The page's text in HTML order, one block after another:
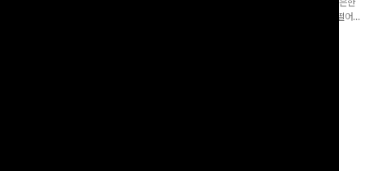
[바스락소재💙/8부기장]사이드 버튼 디테일이 은은한
포인트가 되어주는 와이드 팬츠입니다. 여유롭게 떨어지